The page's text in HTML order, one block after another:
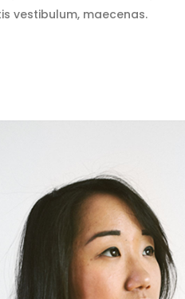
vestibulum, maecenas.